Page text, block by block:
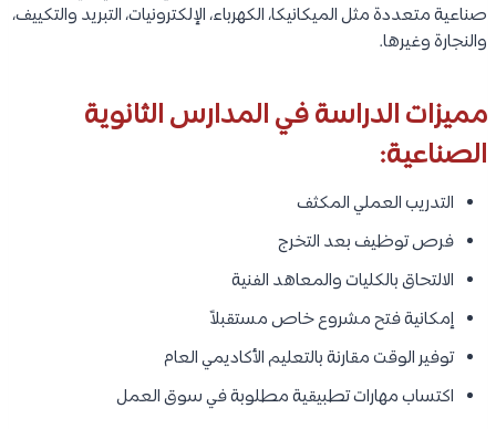
صناعية متعددة مثل الميكانيكا، الكهرباء، الإلكترونيات، التبريد والتكييف،
والنجارة وغيرها.
مميزات الدراسة في المدارس الثانوية
الصناعية:
التدريب العملي المكثف
فرص توظيف بعد التخرج
الالتحاق بالكليات والمعاهد الفنية
إمكانية فتح مشروع خاص مستقبلاً
توفير الوقت مقارنة بالتعليم الأكاديمي العام
اكتساب مهارات تطبيقية مطلوبة في سوق العمل